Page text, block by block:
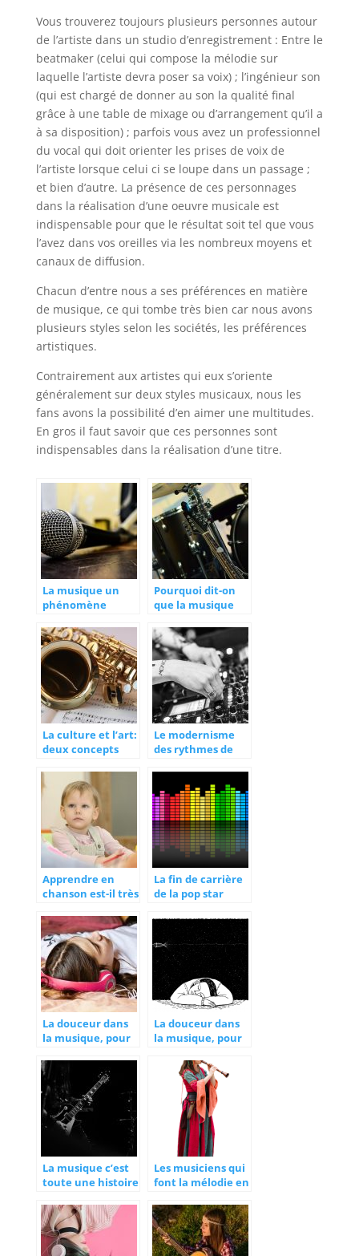
Vous trouverez toujours plusieurs personnes autour
de l’artiste dans un studio d’enregistrement : Entre le
beatmaker (celui qui compose la mélodie sur
laquelle l’artiste devra poser sa voix) ; l’ingénieur son
(qui est chargé de donner au son la qualité final
grâce à une table de mixage ou d’arrangement qu’il a
à sa disposition) ; parfois vous avez un professionnel
du vocal qui doit orienter les prises de voix de
l’artiste lorsque celui ci se loupe dans un passage ;
et bien d’autre. La présence de ces personnages
dans la réalisation d’une oeuvre musicale est
indispensable pour que le résultat soit tel que vous
l’avez dans vos oreilles via les nombreux moyens et
canaux de diffusion.
Chacun d’entre nous a ses préférences en matière
de musique, ce qui tombe très bien car nous avons
plusieurs styles selon les sociétés, les préférences
artistiques.
Contrairement aux artistes qui eux s’oriente
généralement sur deux styles musicaux, nous les
fans avons la possibilité d’en aimer une multitudes.
En gros il faut savoir que ces personnes sont
indispensables dans la réalisation d’une titre.
La musique un
phénomène
Pourquoi dit-on
que la musique
mœurs?
La culture et l’art:
deux concepts
Le modernisme
des rythmes de
Apprendre en
chanson est-il très
La fin de carrière
de la pop star
La douceur dans
la musique, pour
sommeil
La douceur dans
la musique, pour
sommeil
La musique c’est
toute une histoire
Les musiciens qui
font la mélodie en
bouche